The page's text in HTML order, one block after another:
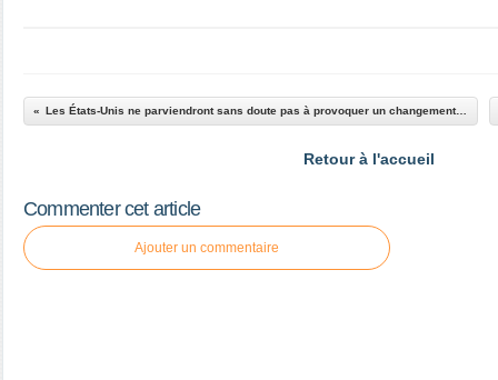
Les États-Unis ne parviendront sans doute pas à provoquer un changement de régime à Cuba ...
Retour à l'accueil
Commenter cet article
Ajouter un commentaire